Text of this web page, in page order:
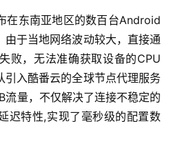
在东南亚地区的数百台Android
由于当地网络波动较大，直接通
败，无法准确获取设备的CPU
引入酷番云的全球节点代理服务
流量，不仅解决了连接不稳定的
迟特性,实现了毫秒级的配置数